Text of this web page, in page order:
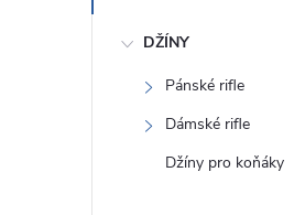
DŽÍNY
Pánské rifle
Dámské rifle
Džíny pro koňáky